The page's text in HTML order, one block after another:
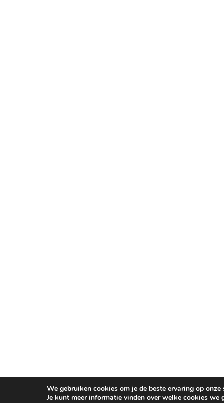
We gebruiken cookies om je de beste ervaring op onze
Je kunt meer informatie vinden over welke cookies